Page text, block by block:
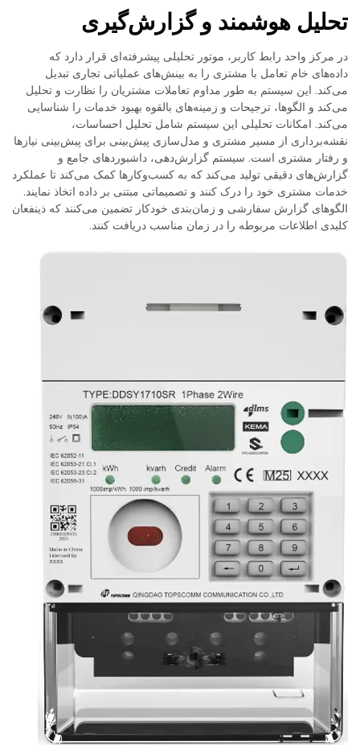
تحلیل هوشمند و گزارش‌گیری
در مرکز واحد رابط کاربر، موتور تحلیلی پیشرفته‌ای قرار دارد که
داده‌های خام تعامل با مشتری را به بینش‌های عملیاتی تجاری تبدیل
می‌کند. این سیستم به طور مداوم تعاملات مشتریان را نظارت و تحلیل
می‌کند و الگوها، ترجیحات و زمینه‌های بالقوه بهبود خدمات را شناسایی
می‌کند. امکانات تحلیلی این سیستم شامل تحلیل احساسات،
نقشه‌برداری از مسیر مشتری و مدل‌سازی پیش‌بینی برای پیش‌بینی نیازها
و رفتار مشتری است. سیستم گزارش‌دهی، داشبوردهای جامع و
گزارش‌های دقیقی تولید می‌کند که به کسب‌وکارها کمک می‌کند تا عملکرد
خدمات مشتری خود را درک کنند و تصمیماتی مبتنی بر داده اتخاذ نمایند.
الگوهای گزارش سفارشی و زمان‌بندی خودکار تضمین می‌کنند که ذینفعان
کلیدی اطلاعات مربوطه را در زمان مناسب دریافت کنند.